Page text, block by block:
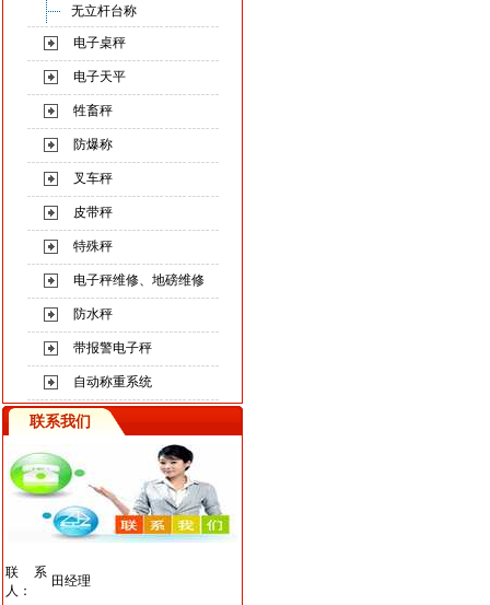
无立杆台称
电子桌秤
电子天平
牲畜秤
防爆称
叉车秤
皮带秤
特殊秤
电子秤维修、地磅维修
防水秤
带报警电子秤
自动称重系统
联系我们
联系
人：
田经理